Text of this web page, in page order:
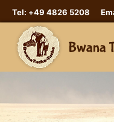
Tel: +49 4826 5208